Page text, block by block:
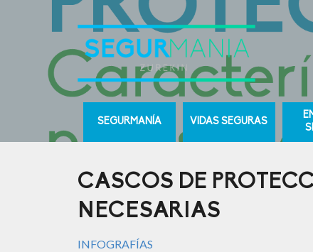
SEGURMANÍA VIDAS SEGURAS
CASCOS DE
NECESARIAS
INFOGRAFÍAS